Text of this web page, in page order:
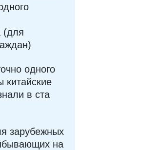
(для
одного
китайские
в ста
зарубежных
на